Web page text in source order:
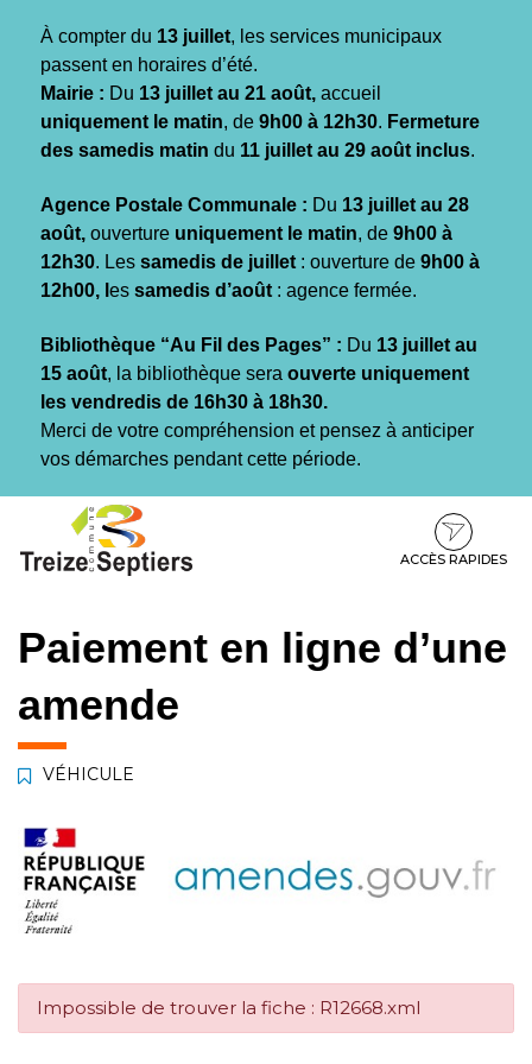
À compter du 13 juillet, les services municipaux
passent en horaires d’été.
Mairie : Du 13 juillet au 21 août, accueil
uniquement le matin, de 9h00 à 12h30. Fermeture
des samedis matin du 11 juillet au 29 août inclus.
Agence Postale Communale : Du 13 juillet au 28
août, ouverture uniquement le matin, de 9h00 à
12h30. Les samedis de juillet : ouverture de 9h00 à
12h00, l es samedis d’août : agence fermée.
Bibliothèque “Au Fil des Pages” : Du 13 juillet au
15 août, la bibliothèque sera ouverte uniquement
les vendredis de 16h30 à 18h30.
Merci de votre compréhension et pensez à anticiper
vos démarches pendant cette période.
contenu
pied
ACCÈS RAPIDES
Paiement en ligne d’une
amende
VÉHICULE
Impossible de trouver la fiche : R12668.xml